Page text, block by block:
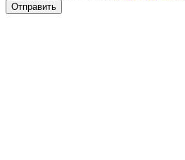
Отправить